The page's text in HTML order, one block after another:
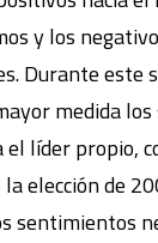
y los
Durante este
medida
líder propio,
elección de
sentimientos